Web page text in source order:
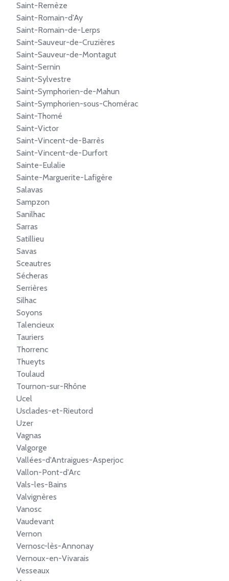
Saint-Remèze
Saint-Romain-d'Ay
Saint-Romain-de-Lerps
Saint-Sauveur-de-Cruzières
Saint-Sauveur-de-Montagut
Saint-Sernin
Saint-Sylvestre
Saint-Symphorien-de-Mahun
Saint-Symphorien-sous-Chomérac
Saint-Thomé
Saint-Victor
Saint-Vincent-de-Barrès
Saint-Vincent-de-Durfort
Sainte-Eulalie
Sainte-Marguerite-Lafigère
Salavas
Sampzon
Sanilhac
Sarras
Satillieu
Savas
Sceautres
Sécheras
Serrières
Silhac
Soyons
Talencieux
Tauriers
Thorrenc
Thueyts
Toulaud
Tournon-sur-Rhône
Ucel
Usclades-et-Rieutord
Uzer
Vagnas
Valgorge
Vallées-d'Antraigues-Asperjoc
Vallon-Pont-d'Arc
Vals-les-Bains
Valvignères
Vanosc
Vaudevant
Vernon
Vernosc-lès-Annonay
Vernoux-en-Vivarais
Vesseaux